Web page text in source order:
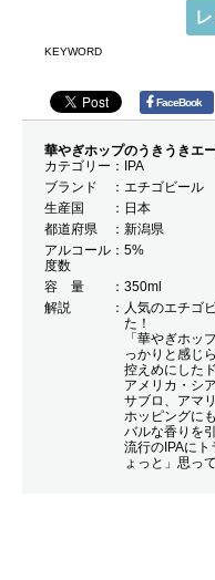
KEYWORD
FaceBook
華やぎホップのうきうきエ
カテゴリー
IPA
ブランド
エチゴビール
生産国
日本
都道府県
新潟県
アルコール
度数
5%
容 量
350ml
解説
人気のエチゴ
た！
「華やぎホッ
っかりと感じ
控えめにした
アメリカ・シ
サブロ、アマ
ホッピングに
バルな香りを
流行のIPAに
ょっと」思っ